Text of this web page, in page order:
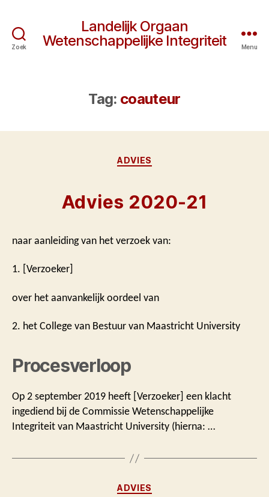
Zoek
Landelijk Orgaan
Wetenschappelijke Integriteit
Menu
Tag: coauteur
Categorieën
ADVIES
Advies 2020-21
naar aanleiding van het verzoek van:
1. [Verzoeker]
over het aanvankelijk oordeel van
2. het College van Bestuur van Maastricht University
Procesverloop
Op 2 september 2019 heeft [Verzoeker] een klacht
ingediend bij de Commissie Wetenschappelijke
Integriteit van Maastricht University (hierna: …
Categorieën
ADVIES